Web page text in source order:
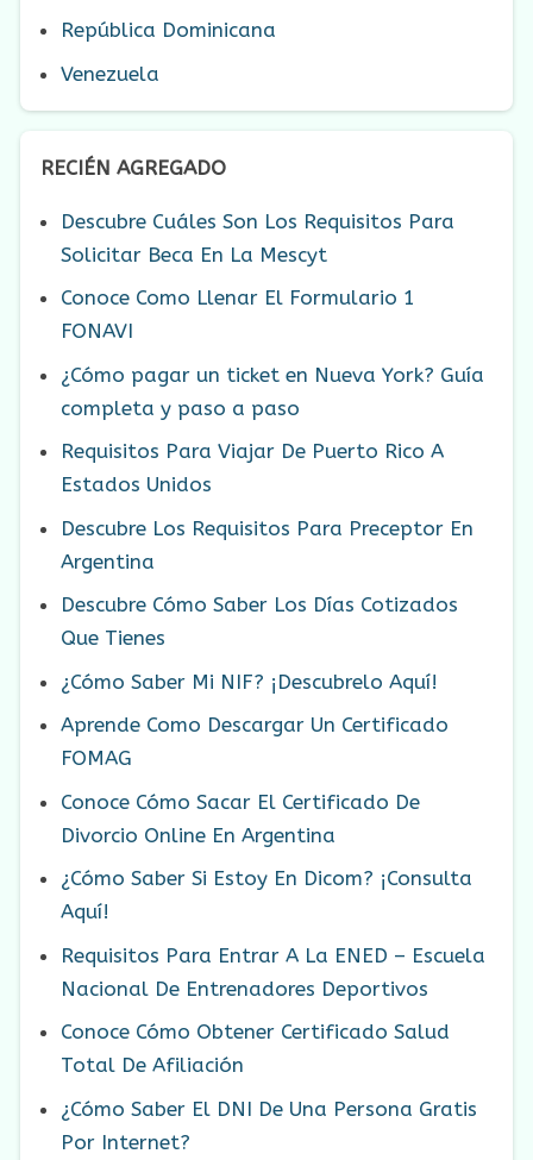
República Dominicana
Venezuela
RECIÉN AGREGADO
Descubre Cuáles Son Los Requisitos Para
Solicitar Beca En La Mescyt
Conoce Como Llenar El Formulario 1
FONAVI
¿Cómo pagar un ticket en Nueva York? Guía
completa y paso a paso
Requisitos Para Viajar De Puerto Rico A
Estados Unidos
Descubre Los Requisitos Para Preceptor En
Argentina
Descubre Cómo Saber Los Días Cotizados
Que Tienes
¿Cómo Saber Mi NIF? ¡Descubrelo Aquí!
Aprende Como Descargar Un Certificado
FOMAG
Conoce Cómo Sacar El Certificado De
Divorcio Online En Argentina
¿Cómo Saber Si Estoy En Dicom? ¡Consulta
Aquí!
Requisitos Para Entrar A La ENED – Escuela
Nacional De Entrenadores Deportivos
Conoce Cómo Obtener Certificado Salud
Total De Afiliación
¿Cómo Saber El DNI De Una Persona Gratis
Por Internet?